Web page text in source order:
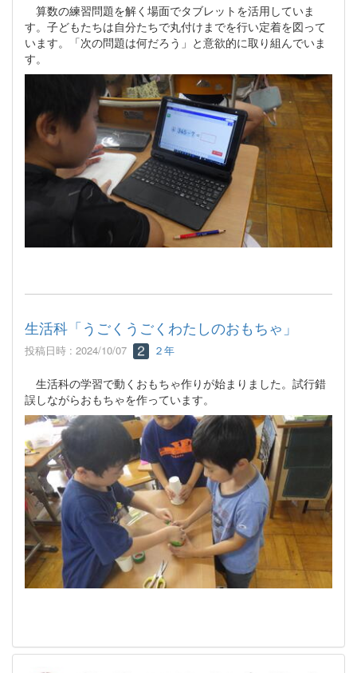
算数の練習問題を解く場面でタブレットを活用していま
す。子どもたちは自分たちで丸付けまでを行い定着を図って
います。「次の問題は何だろう」と意欲的に取り組んでいま
す。
生活科「うごくうごくわたしのおもちゃ」
投稿日時 : 2024/10/07 ２年
生活科の学習で動くおもちゃ作りが始まりました。試行錯
誤しながらおもちゃを作っています。